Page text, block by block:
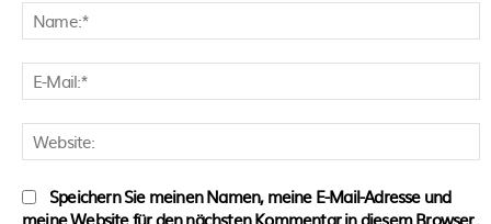
Speichern Sie meinen Namen, meine E-Mail-Adresse und